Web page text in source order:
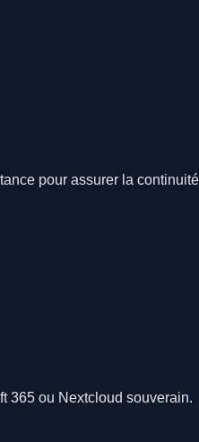
pour assurer la
365 ou Nextcloud souverain.